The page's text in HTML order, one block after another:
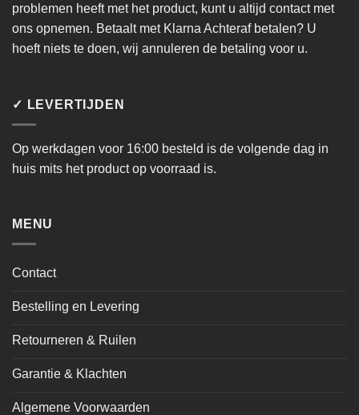
problemen heeft met het product, kunt u altijd contact met
ons opnemen. Betaalt met Klarna Achteraf betalen? U
hoeft niets te doen, wij annuleren de betaling voor u.
✓ LEVERTIJDEN
Op werkdagen voor 16:00 besteld is de volgende dag in
huis mits het product op voorraad is.
MENU
Contact
Bestelling en Levering
Retourneren & Ruilen
Garantie & Klachten
Algemene Voorwaarden